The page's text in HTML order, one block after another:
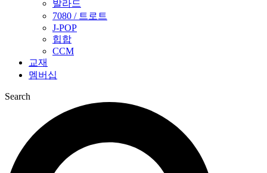
발라드
7080 / 트로트
J-POP
힙합
CCM
교재
멤버십
Search